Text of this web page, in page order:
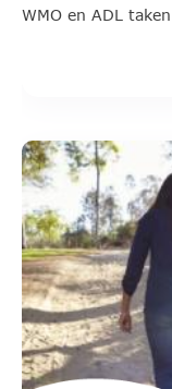
WMO en ADL taken